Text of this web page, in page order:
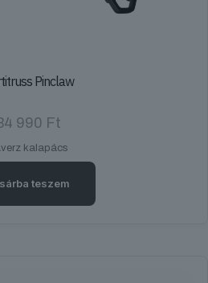
Pinclaw
990 Ft
kalapács
teszem